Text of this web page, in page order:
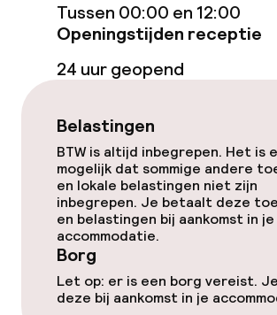
Voor toegankelijkheid
geoptimaliseerde kamers
Zwemmen & wellness
Fitnessruimte / gym
Entertainment
Betaalde wifi
Tuin
Tussen 00:00 en 12:00
Openingstijden receptie
24 uur geopend
Belastingen
BTW is altijd inbegrepen. Het is
mogelijk dat sommige andere
en lokale belastingen niet zijn
inbegrepen. Je betaalt deze
en belastingen bij aankomst in je
accommodatie.
Borg
Let op: er is een borg vereist.
deze bij aankomst in je